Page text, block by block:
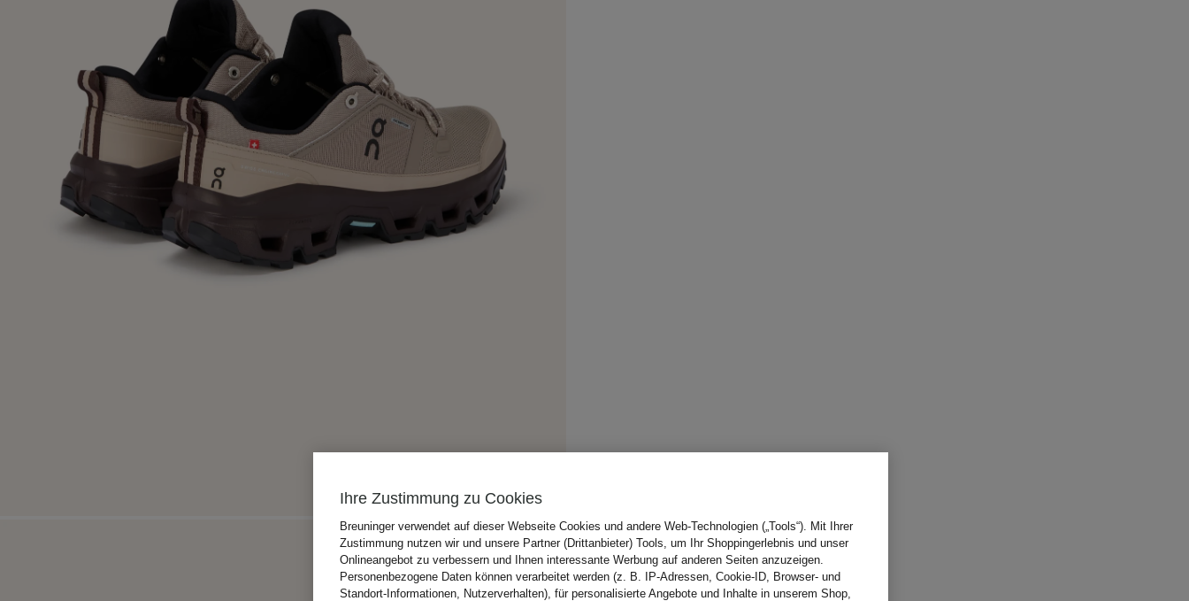
Ihre Zustimmung zu Cookies
Breuninger verwendet auf dieser Webseite Cookies und andere Web-Technologien („Tools“). Mit Ihrer
Zustimmung nutzen wir und unsere Partner (Drittanbieter) Tools, um Ihr Shoppingerlebnis und unser
Onlineangebot zu verbessern und Ihnen interessante Werbung auf anderen Seiten anzuzeigen.
Personenbezogene Daten können verarbeitet werden (z. B. IP-Adressen, Cookie-ID, Browser- und
Standort-Informationen, Nutzerverhalten), für personalisierte Angebote und Inhalte in unserem Shop,